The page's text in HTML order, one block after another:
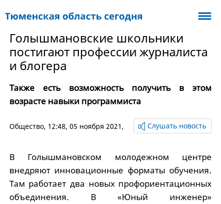
Голышмановские школьники
постигают профессии журналиста
и блогера
Также есть возможность получить в этом
возрасте навыки программиста
Общество, 12:48, 05 ноября 2021, Слушать новость
В Голышмановском молодежном центре
внедряют инновационные форматы обучения.
Там работает два новых профориентационных
объединения. В «Юный инженер»